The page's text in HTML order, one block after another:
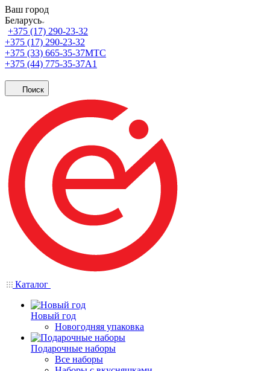
Ваш город
Беларусь
+375 (17) 290-23-32
+375 (17) 290-23-32
+375 (33) 665-35-37МТС
+375 (44) 775-35-37А1
Поиск
Каталог
Новый год
Новогодняя упаковка
Подарочные наборы
Все наборы